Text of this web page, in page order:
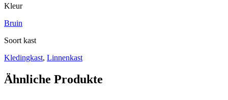
Kleur
Bruin
Soort kast
Kledingkast, Linnenkast
Ähnliche Produkte